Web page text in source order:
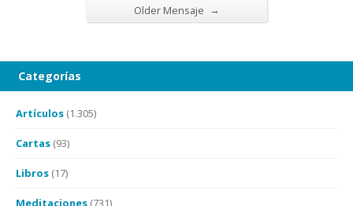
Older Mensaje →
Categorías
Artículos (1.305)
Cartas (93)
Libros (17)
Meditaciones (731)